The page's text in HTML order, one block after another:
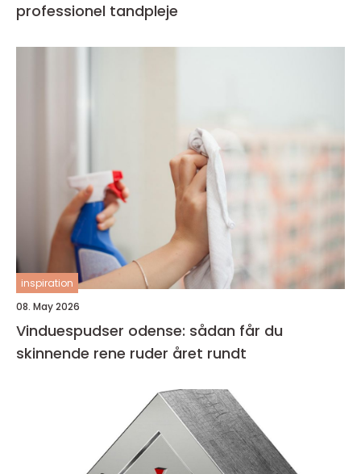
professionel tandpleje
inspiration
08. May 2026
Vinduespudser odense: sådan får du
skinnende rene ruder året rundt